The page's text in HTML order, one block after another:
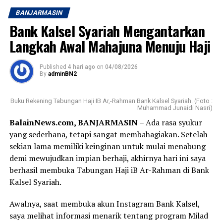
BANJARMASIN
Bank Kalsel Syariah Mengantarkan
Langkah Awal Mahajuna Menuju Haji
Published 4 hari ago on 04/08/2026
By adminBN2
Buku Rekening Tabungan Haji IB Ar,-Rahman Bank Kalsel Syariah. (Foto :
Muhammad Junaidi Nasri)
BalainNews.com, BANJARMASIN– Ada rasa syukur
yang sederhana, tetapi sangat membahagiakan. Setelah
sekian lama memiliki keinginan untuk mulai menabung
demi mewujudkan impian berhaji, akhirnya hari ini saya
berhasil membuka Tabungan Haji iB Ar-Rahman di Bank
Kalsel Syariah.
Awalnya, saat membuka akun Instagram Bank Kalsel,
saya melihat informasi menarik tentang program Milad